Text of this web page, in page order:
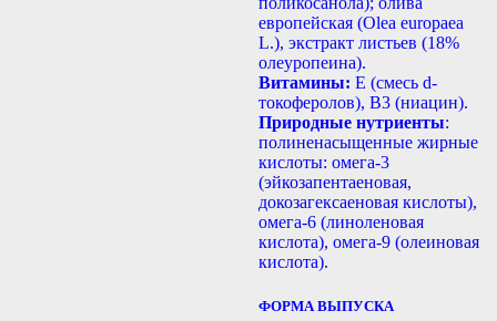
европейская (Olea europaea
L.), экстракт листьев (18%
олеуропеина).
Витамины: Е (смесь d-
токоферолов), B3 (ниацин).
Природные нутриенты:
полиненасыщенные жирные
кислоты: омега-3
(эйкозапентаеновая,
докозагексаеновая кислоты),
омега-6 (линоленовая
кислота), омега-9 (олеиновая
кислота).
ФОРМА ВЫПУСКА